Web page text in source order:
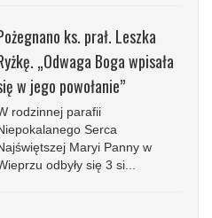
ks. prał. Leszka
„Odwaga Boga wpisała
w jego powołanie”
rodzinnej parafii
Serca
Maryi Panny w
odbyły się 3 si...